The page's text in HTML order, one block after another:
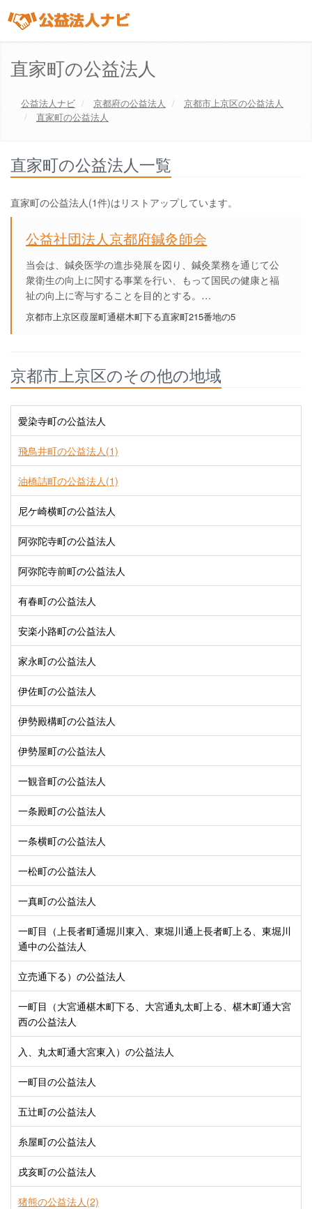
直家町の公益法人
公益法人ナビ 京都府の公益法人 京都市上京区の公益法人
直家町の公益法人
直家町の公益法人一覧
直家町の公益法人(1件)はリストアップしています。
公益社団法人京都府鍼灸師会
当会は、鍼灸医学の進歩発展を図り、鍼灸業務を通じて公
衆衛生の向上に関する事業を行い、もって国民の健康と福
祉の向上に寄与することを目的とする。…
京都市上京区葭屋町通椹木町下る直家町215番地の5
京都市上京区のその他の地域
愛染寺町の公益法人
飛鳥井町の公益法人(1)
油橋詰町の公益法人(1)
尼ケ崎横町の公益法人
阿弥陀寺町の公益法人
阿弥陀寺前町の公益法人
有春町の公益法人
安楽小路町の公益法人
家永町の公益法人
伊佐町の公益法人
伊勢殿構町の公益法人
伊勢屋町の公益法人
一観音町の公益法人
一条殿町の公益法人
一条横町の公益法人
一松町の公益法人
一真町の公益法人
一町目（上長者町通堀川東入、東堀川通上長者町上る、東堀川
通中の公益法人
立売通下る）の公益法人
一町目（大宮通椹木町下る、大宮通丸太町上る、椹木町通大宮
西の公益法人
入、丸太町通大宮東入）の公益法人
一町目の公益法人
五辻町の公益法人
糸屋町の公益法人
戌亥町の公益法人
猪熊の公益法人(2)